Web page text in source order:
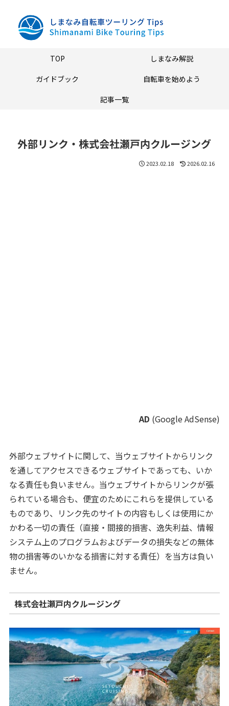
TOP
しまなみ解説
ガイドブック
自転車を始めよう
記事一覧
外部リンク・株式会社瀬戸内クルージング
2023.02.18 2026.02.16
AD (Google AdSense)
外部ウェブサイトに関して、当ウェブサイトからリンク
を通してアクセスできるウェブサイトであっても、いか
なる責任も負いません。当ウェブサイトからリンクが張
られている場合も、便宜のためにこれらを提供している
ものであり、リンク先のサイトの内容もしくは使用にか
かわる一切の責任（直接・間接的損害、逸失利益、情報
システム上のプログラムおよびデータの損失などの無体
物の損害等のいかなる損害に対する責任）を当方は負い
ません。
株式会社瀬戸内クルージング